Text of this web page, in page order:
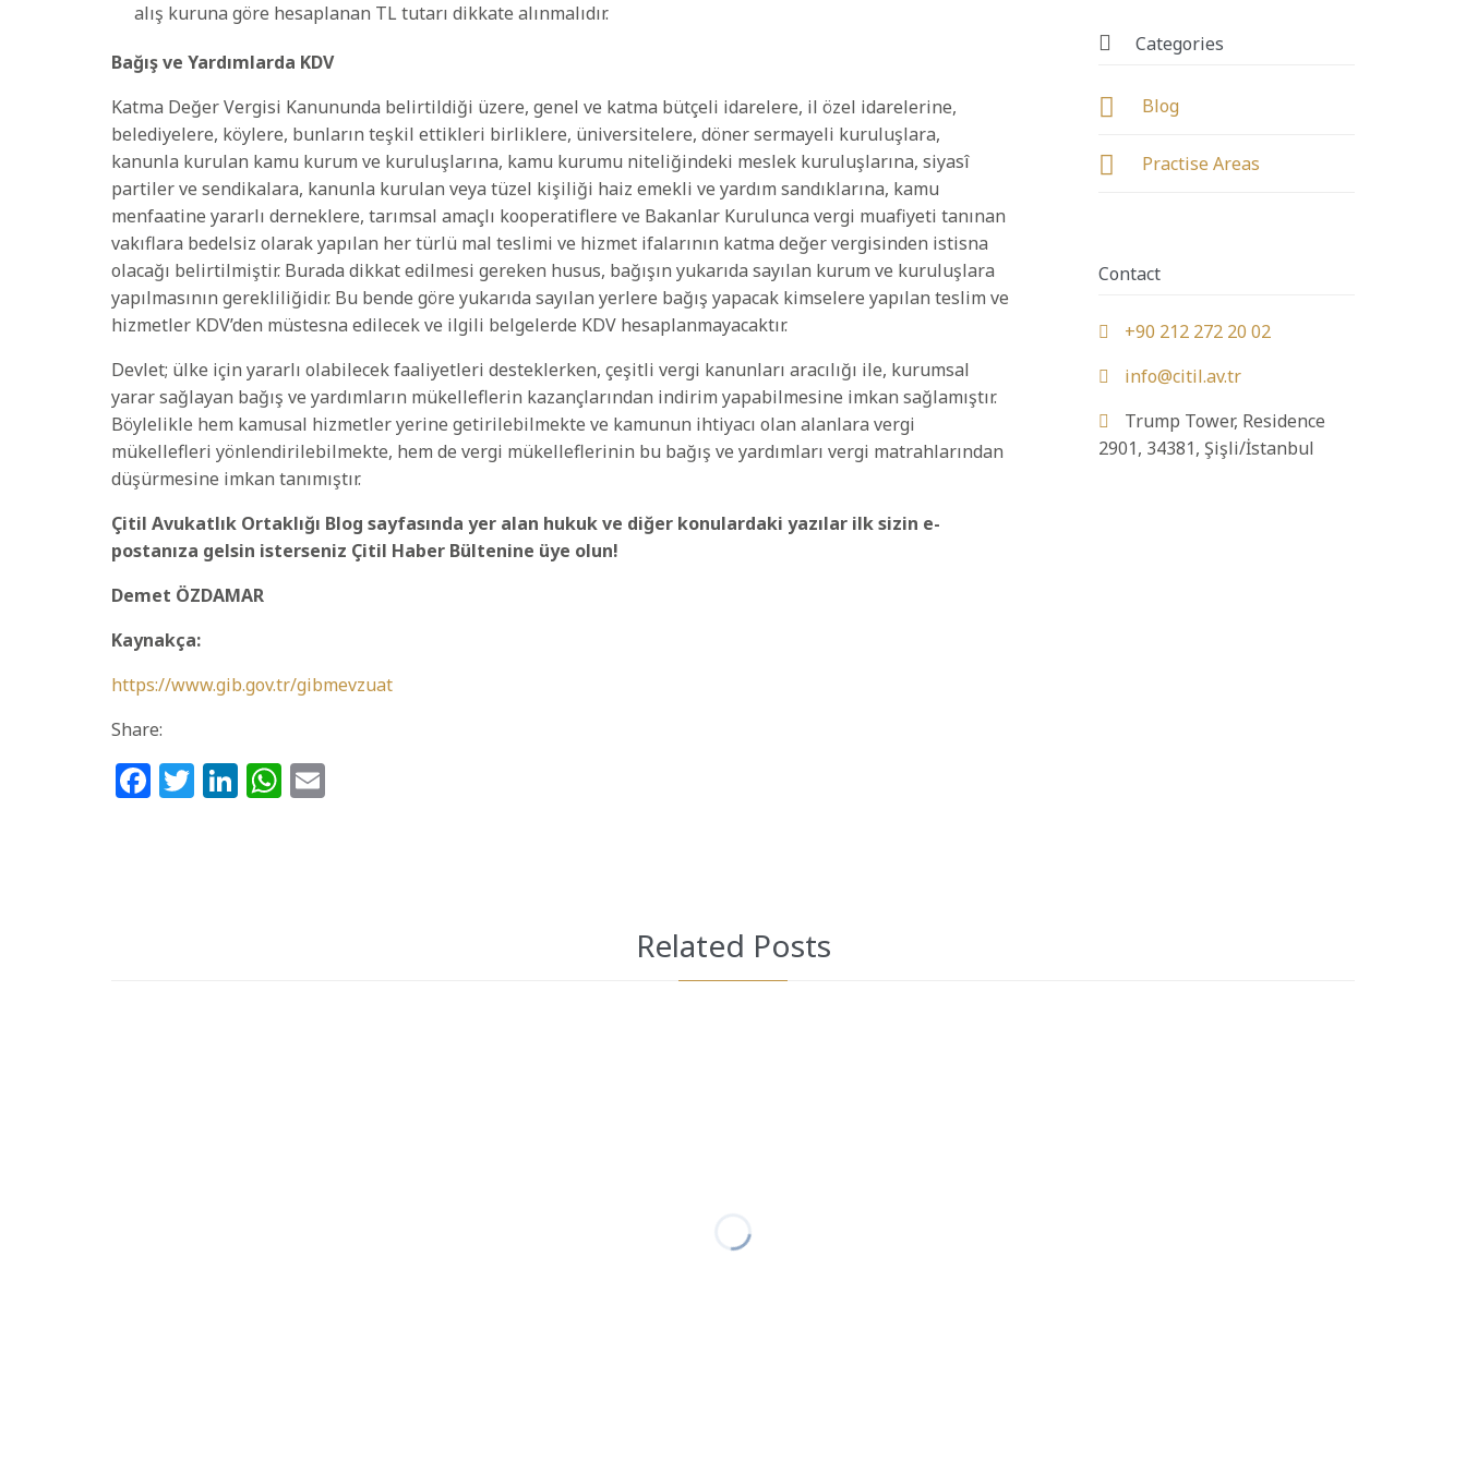
alış kuruna göre hesaplanan TL tutarı dikkate alınmalıdır.
Bağış ve Yardımlarda KDV
Katma Değer Vergisi Kanununda belirtildiği üzere, genel ve katma bütçeli idarelere, il özel idarelerine,
belediyelere, köylere, bunların teşkil ettikleri birliklere, üniversitelere, döner sermayeli kuruluşlara,
kanunla kurulan kamu kurum ve kuruluşlarına, kamu kurumu niteliğindeki meslek kuruluşlarına, siyasî
partiler ve sendikalara, kanunla kurulan veya tüzel kişiliği haiz emekli ve yardım sandıklarına, kamu
menfaatine yararlı derneklere, tarımsal amaçlı kooperatiflere ve Bakanlar Kurulunca vergi muafiyeti tanınan
vakıflara bedelsiz olarak yapılan her türlü mal teslimi ve hizmet ifalarının katma değer vergisinden istisna
olacağı belirtilmiştir. Burada dikkat edilmesi gereken husus, bağışın yukarıda sayılan kurum ve kuruluşlara
yapılmasının gerekliliğidir. Bu bende göre yukarıda sayılan yerlere bağış yapacak kimselere yapılan teslim ve
hizmetler KDV’den müstesna edilecek ve ilgili belgelerde KDV hesaplanmayacaktır.
Devlet; ülke için yararlı olabilecek faaliyetleri desteklerken, çeşitli vergi kanunları aracılığı ile, kurumsal
yarar sağlayan bağış ve yardımların mükelleflerin kazançlarından indirim yapabilmesine imkan sağlamıştır.
Böylelikle hem kamusal hizmetler yerine getirilebilmekte ve kamunun ihtiyacı olan alanlara vergi
mükellefleri yönlendirilebilmekte, hem de vergi mükelleflerinin bu bağış ve yardımları vergi matrahlarından
düşürmesine imkan tanımıştır.
Çitil Avukatlık Ortaklığı Blog sayfasında yer alan hukuk ve diğer konulardaki yazılar ilk sizin e-
postanıza gelsin isterseniz Çitil Haber Bültenine üye olun!
Demet ÖZDAMAR
Kaynakça:
https://www.gib.gov.tr/gibmevzuat
Share:
Facebook
Twitter
LinkedIn
WhatsApp
 Categories
 Blog
 Practise Areas
Contact
 +90 212 272 20 02
 info@citil.av.tr

Trump Tower, Residence
2901, 34381, Şişli/İstanbul
Related Posts